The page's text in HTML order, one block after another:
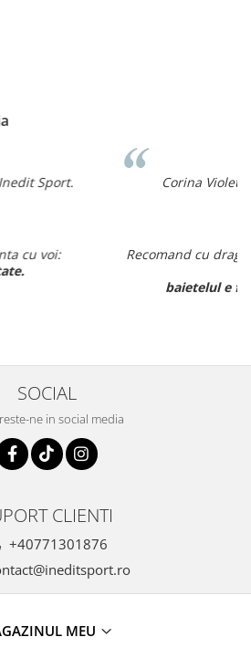
Corina
recomanda Inedit Sport.
sport pt rapiditate, calitate si pret
de noul lui echipament.
SOCIAL
ne in social media
CLIENTI
+40771301876
MEU